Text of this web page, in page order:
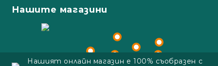
Нашите магазини
Нашият онлайн магазин е 100% съобразен с